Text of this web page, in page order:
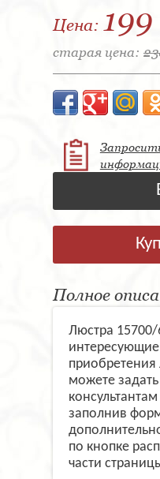
Цена:
старая цена:
Полное
Люстра
интересующие
можете
заполнив
по кнопке
части